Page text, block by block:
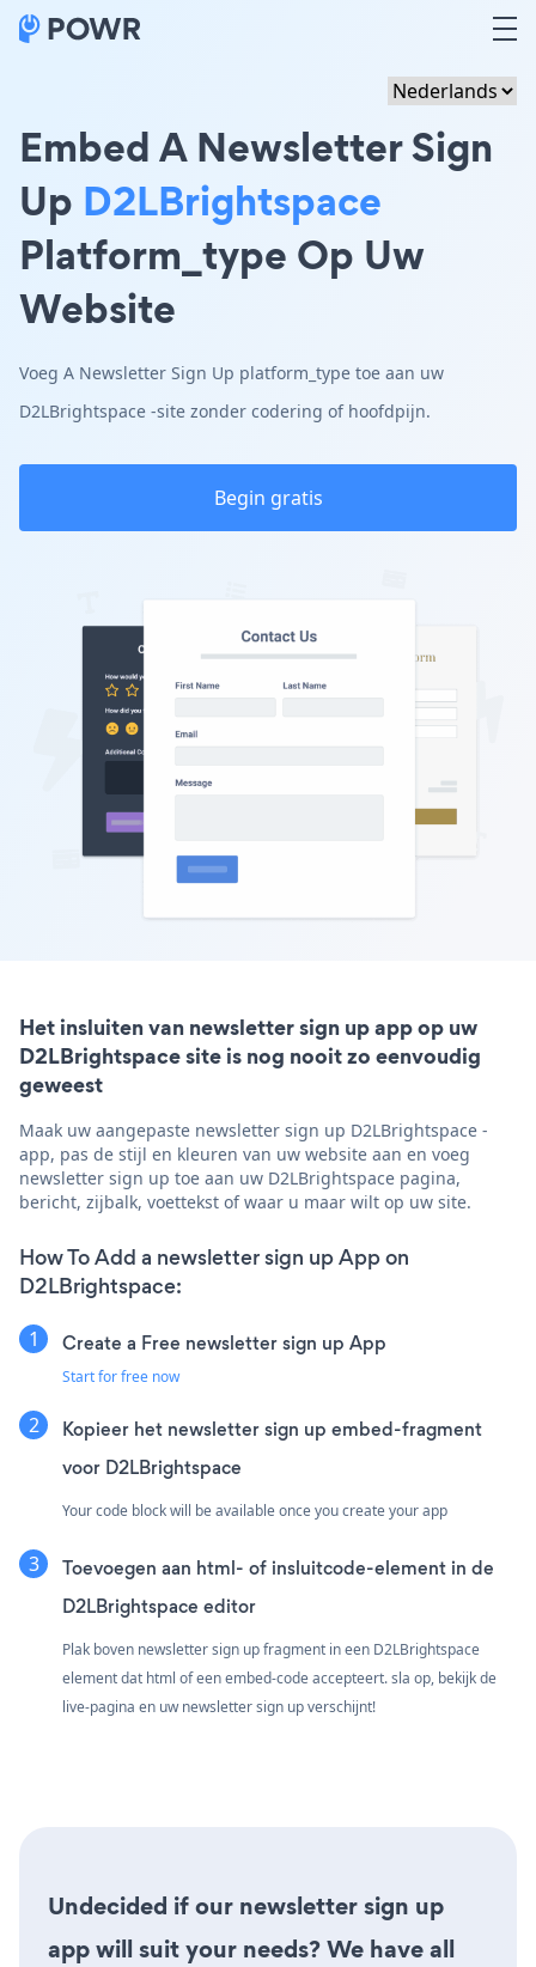
Embed A Newsletter Sign
Up D2LBrightspace
Platform_type Op Uw
Website
Voeg A Newsletter Sign Up platform_type toe aan uw
D2LBrightspace -site zonder codering of hoofdpijn.
Begin gratis
Het insluiten van newsletter sign up app op uw
D2LBrightspace site is nog nooit zo eenvoudig
geweest
Maak uw aangepaste newsletter sign up D2LBrightspace -
app, pas de stijl en kleuren van uw website aan en voeg
newsletter sign up toe aan uw D2LBrightspace pagina,
bericht, zijbalk, voettekst of waar u maar wilt op uw site.
How To Add a newsletter sign up App on
D2LBrightspace:
Create a Free newsletter sign up App
Start for free now
Kopieer het newsletter sign up embed-fragment
voor D2LBrightspace
Your code block will be available once you create your app
Toevoegen aan html- of insluitcode-element in de
D2LBrightspace editor
Plak boven newsletter sign up fragment in een D2LBrightspace
element dat html of een embed-code accepteert. sla op, bekijk de
live-pagina en uw newsletter sign up verschijnt!
Undecided if our newsletter sign up
app will suit your needs? We have all